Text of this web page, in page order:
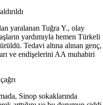
yaralanan Tuğra Y., olay
yardımıyla hemen Türkeli
Tedavi altına alınan genç,
ve endişelerini AA muhabiri
Sinop sokaklarında